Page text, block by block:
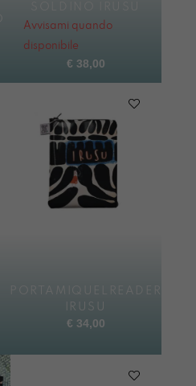
Avvisami quando
disponibile
€ 38,00
PORTAMIQUELREADER
IRUSU
€ 34,00